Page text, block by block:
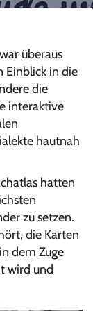
überaus
Einblick in die
die
interaktive
hautnah
hatten
zu setzen.
die Karten
dem Zuge
wird und